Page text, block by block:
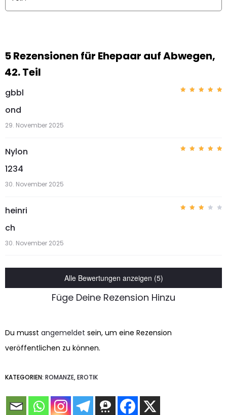
5 Rezensionen für Ehepaar auf Abwegen,
42. Teil
gbbl
ond
29. November 2025
Nylon
1234
30. November 2025
heinri
ch
30. November 2025
Alle Bewertungen anzeigen (5)
Füge Deine Rezension Hinzu
Du musst angemeldet sein, um eine Rezension
veröffentlichen zu können.
KATEGORIEN: ROMANZE,EROTIK